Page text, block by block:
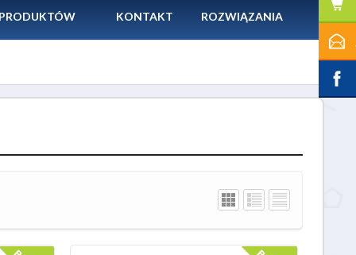
KONTAKT ROZWIĄZANIA